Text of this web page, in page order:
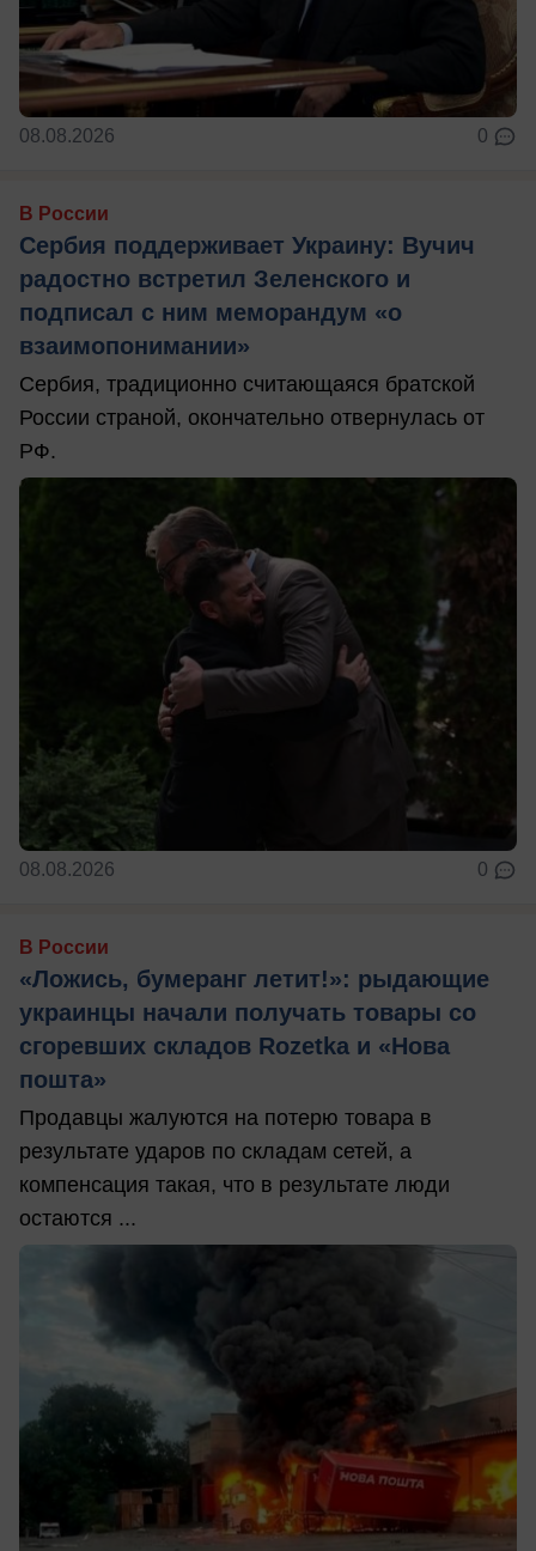
08.08.2026 0
В России
Сербия поддерживает Украину: Вучич
радостно встретил Зеленского и
подписал с ним меморандум «о
взаимопонимании»
Сербия, традиционно считающаяся братской
России страной, окончательно отвернулась от
РФ.
08.08.2026 0
В России
«Ложись, бумеранг летит!»: рыдающие
украинцы начали получать товары со
сгоревших складов Rozetka и «Нова
пошта»
Продавцы жалуются на потерю товара в
результате ударов по складам сетей, а
компенсация такая, что в результате люди
остаются ...